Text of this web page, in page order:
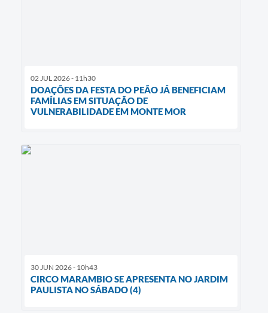
02 JUL 2026 - 11h30
DOAÇÕES DA FESTA DO PEÃO JÁ BENEFICIAM
FAMÍLIAS EM SITUAÇÃO DE
VULNERABILIDADE EM MONTE MOR
30 JUN 2026 - 10h43
CIRCO MARAMBIO SE APRESENTA NO JARDIM
PAULISTA NO SÁBADO (4)